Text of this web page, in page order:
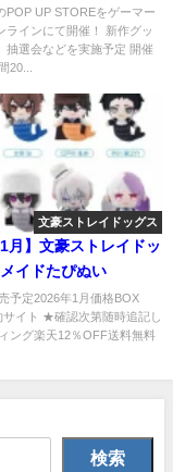
プアップストア in ゲ
UP STOREをゲーマー
ラインにて開催！ 新作グッ
抽選会などを実施予定 開催
20...
文豪ストレイドッグス
1月】文豪ストレイドッ
イドたぴぬい
予定2026年1月価格BOX
サイト ★確認次第随時追記し
ング楽天12％OFF送料無料
検索